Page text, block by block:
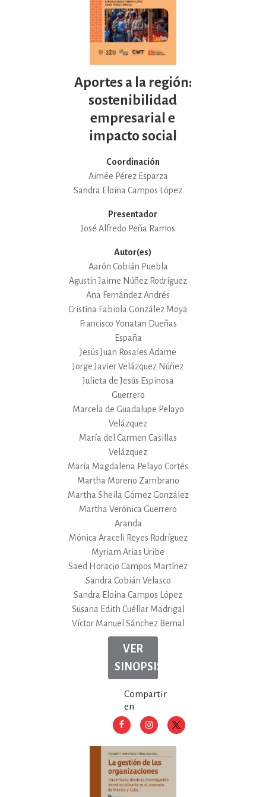
Aportes a la región:
sostenibilidad
empresarial e
impacto social
Coordinación
Aimée Pérez Esparza
Sandra Eloina Campos López
Presentador
José Alfredo Peña Ramos
Autor(es)
Aarón Cobián Puebla
Agustín Jaime Núñez Rodríguez
Ana Fernández Andrés
Cristina Fabiola González Moya
Francisco Yonatan Dueñas
España
Jesús Juan Rosales Adame
Jorge Javier Velázquez Núñez
Julieta de Jesús Espinosa
Guerrero
Marcela de Guadalupe Pelayo
Velázquez
María del Carmen Casillas
Velázquez
María Magdalena Pelayo Cortés
Martha Moreno Zambrano
Martha Sheila Gómez González
Martha Verónica Guerrero
Aranda
Mónica Araceli Reyes Rodríguez
Myriam Arias Uribe
Saed Horacio Campos Martínez
Sandra Cobián Velasco
Sandra Eloina Campos López
Susana Edith Cuéllar Madrigal
Víctor Manuel Sánchez Bernal
VER
SINOPSIS
Compartir
en